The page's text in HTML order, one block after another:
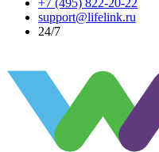
+7 (495) 822-20-22
support@lifelink.ru
24/7